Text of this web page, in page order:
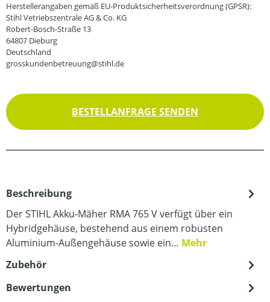
Herstellerangaben gemäß EU-Produktsicherheitsverordnung (GPSR):
Stihl Vetriebszentrale AG & Co. KG
Robert-Bosch-Straße 13
64807 Dieburg
Deutschland
grosskundenbetreuung@stihl.de
BESTELLANFRAGE SENDEN
Beschreibung
Der STIHL Akku-Mäher RMA 765 V verfügt über ein
Hybridgehäuse, bestehend aus einem robusten
Aluminium-Außengehäuse sowie ein… Mehr
Zubehör
Bewertungen